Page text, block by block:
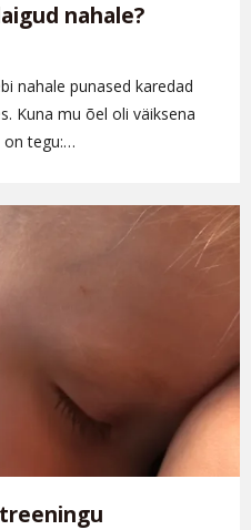
nahale?
nahale punased karedad
Kuna mu õel oli väiksena
on tegu:…